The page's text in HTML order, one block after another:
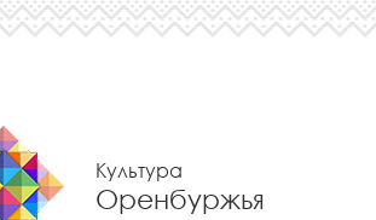
Культура
Оренбуржья